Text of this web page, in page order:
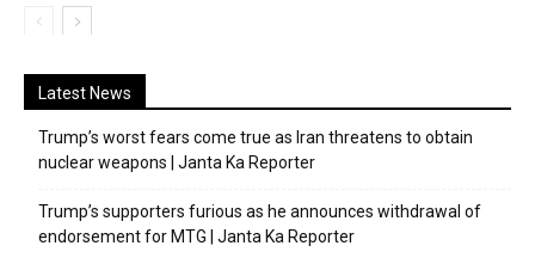
Latest News
Trump’s worst fears come true as Iran threatens to obtain
nuclear weapons | Janta Ka Reporter
Trump’s supporters furious as he announces withdrawal of
endorsement for MTG | Janta Ka Reporter